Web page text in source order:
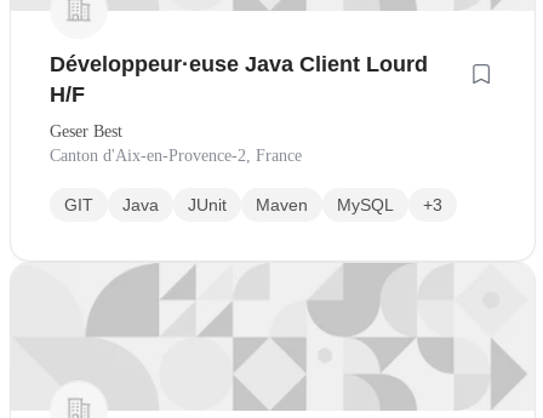
Développeur·euse Java Client Lourd
H/F
Geser Best
Canton d'Aix-en-Provence-2, France
GIT Java JUnit Maven MySQL +3